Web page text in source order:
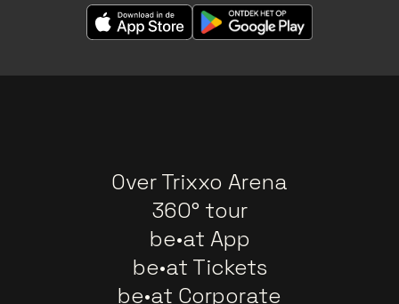
Over Trixxo Arena
360° tour
be•at App
be•at Tickets
be•at Corporate